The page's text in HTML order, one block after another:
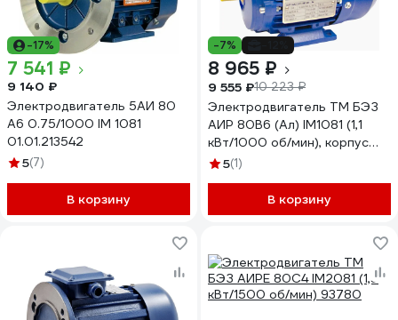
-17%
7 541 ₽
9 140 ₽
Электродвигатель 5АИ 80
А6 0.75/1000 IM 1081
01.01.213542
5(7)
В корзину
-7%
8 965 ₽
9 555 ₽10 223 ₽
Электродвигатель ТМ БЭЗ
АИР 80B6 (Ал) IM1081 (1,1
кВт/1000 об/мин), корпус
алюминий 69603
5(1)
В корзину